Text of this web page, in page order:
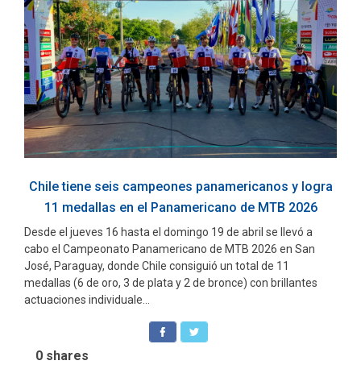
Chile tiene seis campeones panamericanos y logra
11 medallas en el Panamericano de MTB 2026
Desde el jueves 16 hasta el domingo 19 de abril se llevó a
cabo el Campeonato Panamericano de MTB 2026 en San
José, Paraguay, donde Chile consiguió un total de 11
medallas (6 de oro, 3 de plata y 2 de bronce) con brillantes
actuaciones individuale...
0 shares